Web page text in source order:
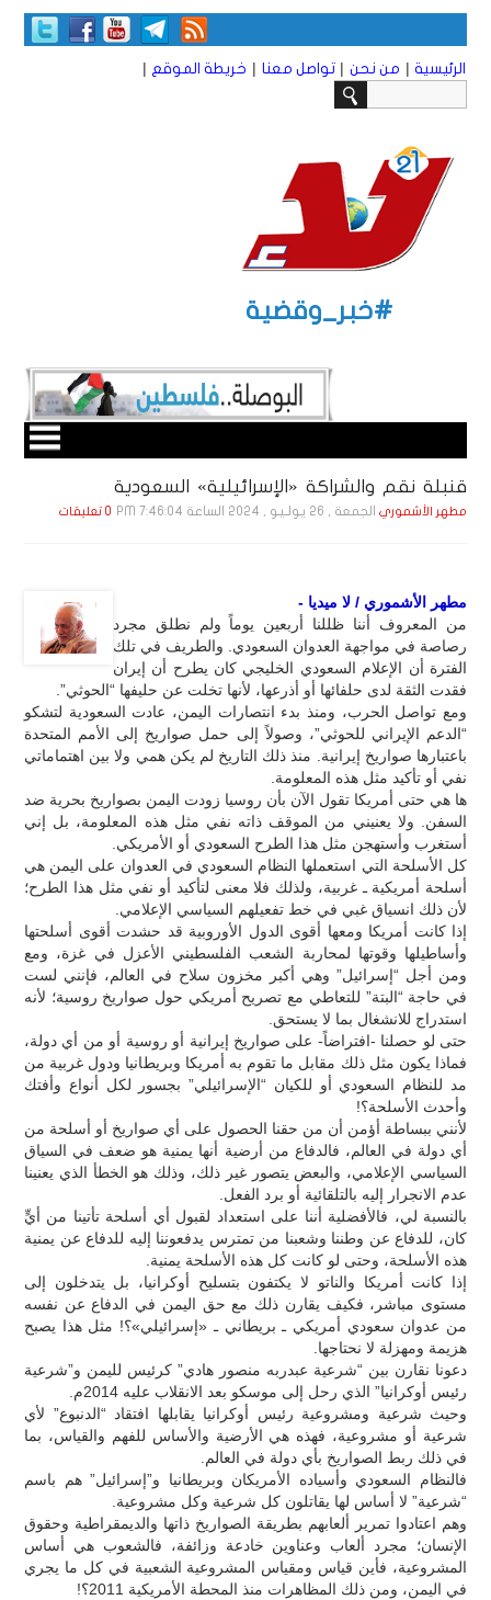
الرئيسية | من نحن | تواصل معنا | خريطة الموقع |
#خبر_وقضية
قنبلة نقم والشراكة «الإسرائيلية» السعودية
مطهر الأشموري الجمعة , 26 يـولـيـو , 2024 الساعة 7:46:04 PM 0 تعليقات
مطهر الأشموري / لا ميديا -
من المعروف أننا ظللنا أربعين يوماً ولم نطلق مجرد
رصاصة في مواجهة العدوان السعودي. والطريف في تلك
الفترة أن الإعلام السعودي الخليجي كان يطرح أن إيران
فقدت الثقة لدى حلفائها أو أذرعها، لأنها تخلت عن حليفها “الحوثي”.
ومع تواصل الحرب، ومنذ بدء انتصارات اليمن، عادت السعودية لتشكو
“الدعم الإيراني للحوثي”، وصولاً إلى حمل صواريخ إلى الأمم المتحدة
باعتبارها صواريخ إيرانية. منذ ذلك التاريخ لم يكن همي ولا بين اهتماماتي
نفي أو تأكيد مثل هذه المعلومة.
ها هي حتى أمريكا تقول الآن بأن روسيا زودت اليمن بصواريخ بحرية ضد
السفن. ولا يعنيني من الموقف ذاته نفي مثل هذه المعلومة، بل إني
أستغرب وأستهجن مثل هذا الطرح السعودي أو الأمريكي.
كل الأسلحة التي استعملها النظام السعودي في العدوان على اليمن هي
أسلحة أمريكية ـ غربية، ولذلك فلا معنى لتأكيد أو نفي مثل هذا الطرح؛
لأن ذلك انسياق غبي في خط تفعيلهم السياسي الإعلامي.
إذا كانت أمريكا ومعها أقوى الدول الأوروبية قد حشدت أقوى أسلحتها
وأساطيلها وقوتها لمحاربة الشعب الفلسطيني الأعزل في غزة، ومع
ومن أجل “إسرائيل” وهي أكبر مخزون سلاح في العالم، فإنني لست
في حاجة “البتة” للتعاطي مع تصريح أمريكي حول صواريخ روسية؛ لأنه
استدراج للانشغال بما لا يستحق.
حتى لو حصلنا -افتراضاً- على صواريخ إيرانية أو روسية أو من أي دولة،
فماذا يكون مثل ذلك مقابل ما تقوم به أمريكا وبريطانيا ودول غربية من
مد للنظام السعودي أو للكيان “الإسرائيلي” بجسور لكل أنواع وأفتك
وأحدث الأسلحة؟!
لأنني ببساطة أؤمن أن من حقنا الحصول على أي صواريخ أو أسلحة من
أي دولة في العالم، فالدفاع من أرضية أنها يمنية هو ضعف في السياق
السياسي الإعلامي، والبعض يتصور غير ذلك، وذلك هو الخطأ الذي يعنينا
عدم الانجرار إليه بالتلقائية أو برد الفعل.
بالنسبة لي، فالأفضلية أننا على استعداد لقبول أي أسلحة تأتينا من أيٍّ
كان، للدفاع عن وطننا وشعبنا من تمترس يدفعوننا إليه للدفاع عن يمنية
هذه الأسلحة، وحتى لو كانت كل هذه الأسلحة يمنية.
إذا كانت أمريكا والناتو لا يكتفون بتسليح أوكرانيا، بل يتدخلون إلى
مستوى مباشر، فكيف يقارن ذلك مع حق اليمن في الدفاع عن نفسه
من عدوان سعودي أمريكي ـ بريطاني ـ «إسرائيلي»؟! مثل هذا يصبح
هزيمة ومهزلة لا نحتاجها.
دعونا نقارن بين “شرعية عبدربه منصور هادي” كرئيس لليمن و”شرعية
رئيس أوكرانيا” الذي رحل إلى موسكو بعد الانقلاب عليه 2014م.
وحيث شرعية ومشروعية رئيس أوكرانيا يقابلها افتقاد “الدنبوع” لأي
شرعية أو مشروعية، فهذه هي الأرضية والأساس للفهم والقياس، بما
في ذلك ربط الصواريخ بأي دولة في العالم.
فالنظام السعودي وأسياده الأمريكان وبريطانيا و”إسرائيل” هم باسم
“شرعية” لا أساس لها يقاتلون كل شرعية وكل مشروعية.
وهم اعتادوا تمرير ألعابهم بطريقة الصواريخ ذاتها والديمقراطية وحقوق
الإنسان؛ مجرد ألعاب وعناوين خادعة وزائفة، فالشعوب هي أساس
المشروعية، فأين قياس ومقياس المشروعية الشعبية في كل ما يجري
في اليمن، ومن ذلك المظاهرات منذ المحطة الأمريكية 2011؟!